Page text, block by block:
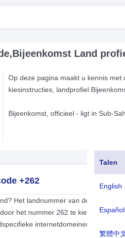
Talen
English
Español
繁體中
Land
Op deze pagina maakt u kennis met
kiesinstructies, landprofiel
Bijeenkomst, officieel - ligt in Sub-
+262
Het landnummer van de telefoon
het nummer 262 te kiezen, voor
internetdomeinen voor